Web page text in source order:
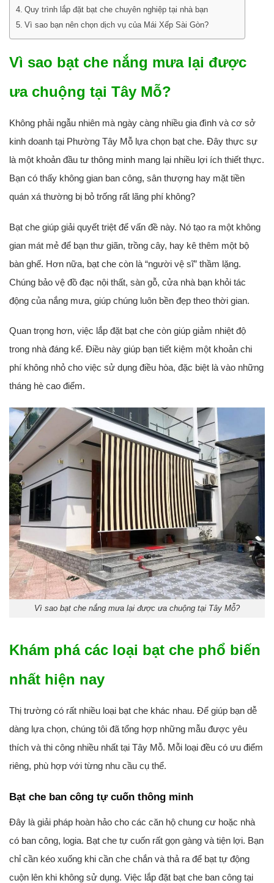
Quy trình lắp đặt bạt che chuyên nghiệp tại nhà bạn
Vì sao bạn nên chọn dịch vụ của Mái Xếp Sài Gòn?
Vì sao bạt che nắng mưa lại được
ưa chuộng tại Tây Mỗ?
Không phải ngẫu nhiên mà ngày càng nhiều gia đình và cơ sở
kinh doanh tại Phường Tây Mỗ lựa chọn bạt che. Đây thực sự
là một khoản đầu tư thông minh mang lại nhiều lợi ích thiết thực.
Bạn có thấy không gian ban công, sân thượng hay mặt tiền
quán xá thường bị bỏ trống rất lãng phí không?
Bạt che giúp giải quyết triệt để vấn đề này. Nó tạo ra một không
gian mát mẻ để bạn thư giãn, trồng cây, hay kê thêm một bộ
bàn ghế. Hơn nữa, bạt che còn là “người vệ sĩ” thầm lặng.
Chúng bảo vệ đồ đạc nội thất, sàn gỗ, cửa nhà bạn khỏi tác
động của nắng mưa, giúp chúng luôn bền đẹp theo thời gian.
Quan trọng hơn, việc lắp đặt bạt che còn giúp giảm nhiệt độ
trong nhà đáng kể. Điều này giúp bạn tiết kiệm một khoản chi
phí không nhỏ cho việc sử dụng điều hòa, đặc biệt là vào những
tháng hè cao điểm.
Vì sao bạt che nắng mưa lại được ưa chuộng tại Tây Mỗ?
Khám phá các loại bạt che phổ biến
nhất hiện nay
Thị trường có rất nhiều loại bạt che khác nhau. Để giúp bạn dễ
dàng lựa chọn, chúng tôi đã tổng hợp những mẫu được yêu
thích và thi công nhiều nhất tại Tây Mỗ. Mỗi loại đều có ưu điểm
riêng, phù hợp với từng nhu cầu cụ thể.
Bạt che ban công tự cuốn thông minh
Đây là giải pháp hoàn hảo cho các căn hộ chung cư hoặc nhà
có ban công, logia. Bạt che tự cuốn rất gọn gàng và tiện lợi. Bạn
chỉ cần kéo xuống khi cần che chắn và thả ra để bạt tự động
cuộn lên khi không sử dụng. Việc lắp đặt bạt che ban công tại